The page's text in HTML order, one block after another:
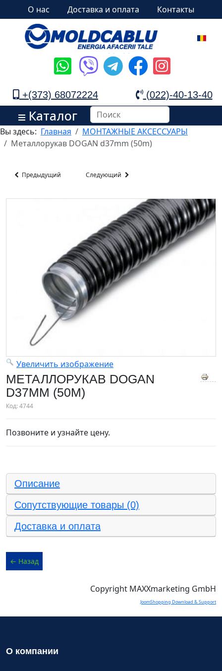
О нас Доставка и оплата Контакты
+(373) 68072224 (022)-40-13-40
Каталог
Вы здесь: Главная
МОНТАЖНЫЕ АКСЕССУАРЫ
Металлорукав DOGAN d37mm (50m)
Предыдущий Следующий
Увеличить изображение
МЕТАЛЛОРУКАВ DOGAN
D37MM (50M)
Код:4744
Позвоните и узнайте цену.
Описание
Сопутствующие товары (0)
Доставка и оплата
Copyright MAXXmarketing GmbH
JoomShopping Download & Support
О компании